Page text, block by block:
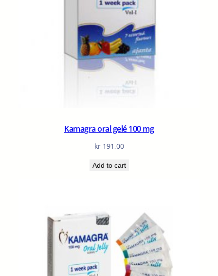
Kamagra oral gelé 100 mg
kr191,00
Add to cart